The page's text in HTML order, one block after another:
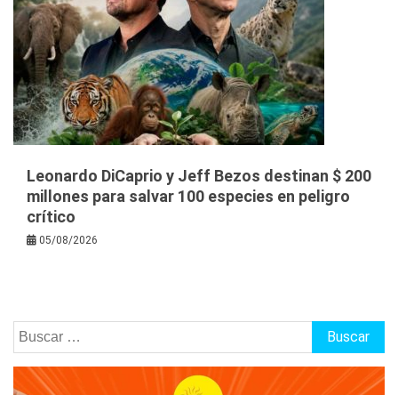
Leonardo DiCaprio y Jeff Bezos destinan $ 200
millones para salvar 100 especies en peligro
crítico
05/08/2026
Buscar: